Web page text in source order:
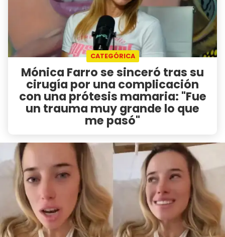
CATEGÓRICA
Mónica Farro se sinceró tras su
cirugía por una complicación
con una prótesis mamaria: "Fue
un trauma muy grande lo que
me pasó"